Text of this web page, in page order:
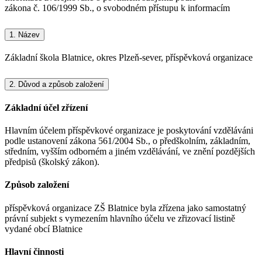
zákona č. 106/1999 Sb., o svobodném přístupu k informacím
1. Název
Základní škola Blatnice, okres Plzeň-sever, příspěvková organizace
2. Důvod a způsob založení
Základní účel zřízení
Hlavním účelem příspěvkové organizace je poskytování vzděláváni
podle ustanovení zákona 561/2004 Sb., o předškolním, základním,
středním, vyšším odborném a jiném vzdělávání, ve znění pozdějších
předpisů (školský zákon).
Způsob založení
příspěvková organizace ZŠ Blatnice byla zřízena jako samostatný
právní subjekt s vymezením hlavního účelu ve zřizovací listině
vydané obcí Blatnice
Hlavní činnosti